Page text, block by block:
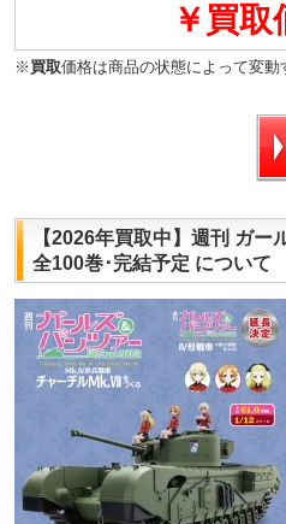
￥買
※ 買取価格は商品の状態によって変動
【2026年買取中】週刊 ガ
全100巻･完結予定 について